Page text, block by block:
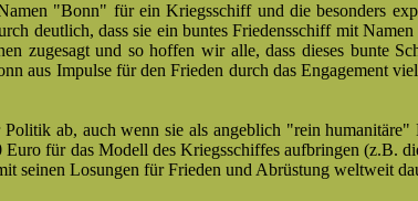
"Bonn" für ein Kriegsschiff und die besonders
deutlich, dass sie ein buntes Friedensschiff mit
zugesagt und so hoffen wir alle, dass dieses bunte
aus Impulse für den Frieden durch das Engagement
ab, auch wenn sie als angeblich "rein
für das Modell des Kriegsschiffes aufbringen (z.B.
seinen Losungen für Frieden und Abrüstung weltweit